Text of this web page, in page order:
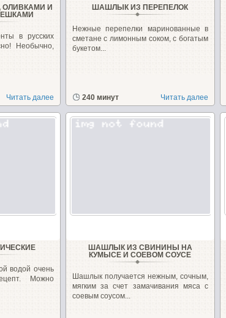
ОЛИВКАМИ И
в русских
Необычно,
Читать далее
ШАШЛЫК ИЗ ПЕРЕПЕЛОК
Нежные перепелки маринованные в
сметане с лимонным соком, с богатым
букетом...
240 минут Читать далее
водой очень
Можно
ШАШЛЫК ИЗ СВИНИНЫ НА
КУМЫСЕ И СОЕВОМ СОУСЕ
Шашлык получается нежным, сочным,
мягким за счет замачивания мяса с
соевым соусом...